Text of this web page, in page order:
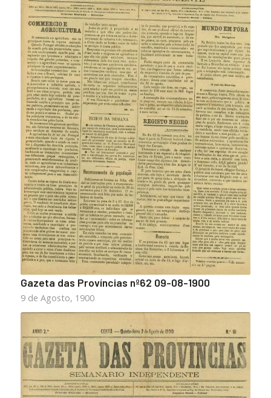
Gazeta das Províncias nº62 09-08-1900
9 de Agosto, 1900